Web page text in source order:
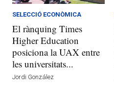
SELECCIÓ ECONÒMICA
El rànquing Times
Higher Education
posiciona la UAX entre
les universitats...
Jordi González